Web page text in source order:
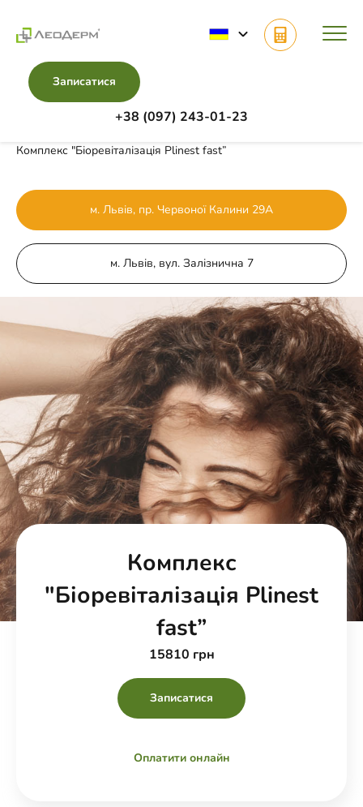
+38 (097) 243-01-23
Записатися
Комплекс "Біоревіталізація Plinest fast”
м. Львів, пр. Червоної Калини 29А
м. Львів, вул. Залізнична 7
Комплекс
"Біоревіталізація Plinest
fast”
15810 грн
Записатися
Оплатити онлайн